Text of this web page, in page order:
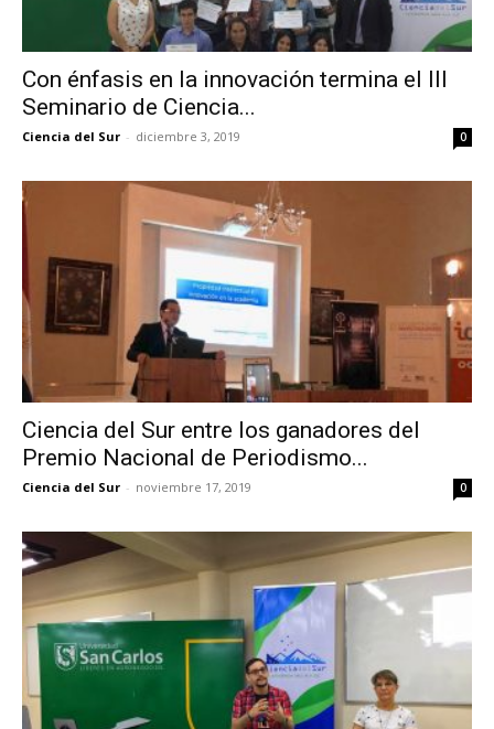
Con énfasis en la innovación termina el III
Seminario de Ciencia...
Ciencia del Sur - diciembre 3, 2019 0
Ciencia del Sur entre los ganadores del
Premio Nacional de Periodismo...
Ciencia del Sur - noviembre 17, 2019 0